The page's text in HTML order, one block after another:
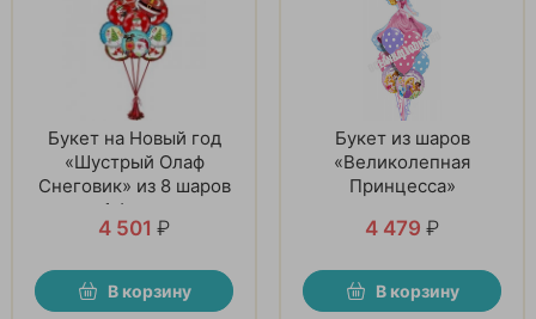
Букет на Новый год
«Шустрый Олаф
Снеговик» из 8 шаров
и 1 фигуры
4 501 ₽
В корзину
Букет из шаров
«Великолепная
Принцесса»
4 479 ₽
В корзину